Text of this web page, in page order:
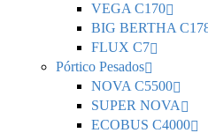
VEGA C170
BIG BERTHA
FLUX C7
Pórtico Pesados
NOVA C5500
SUPER NOVA
ECOBUS C4000